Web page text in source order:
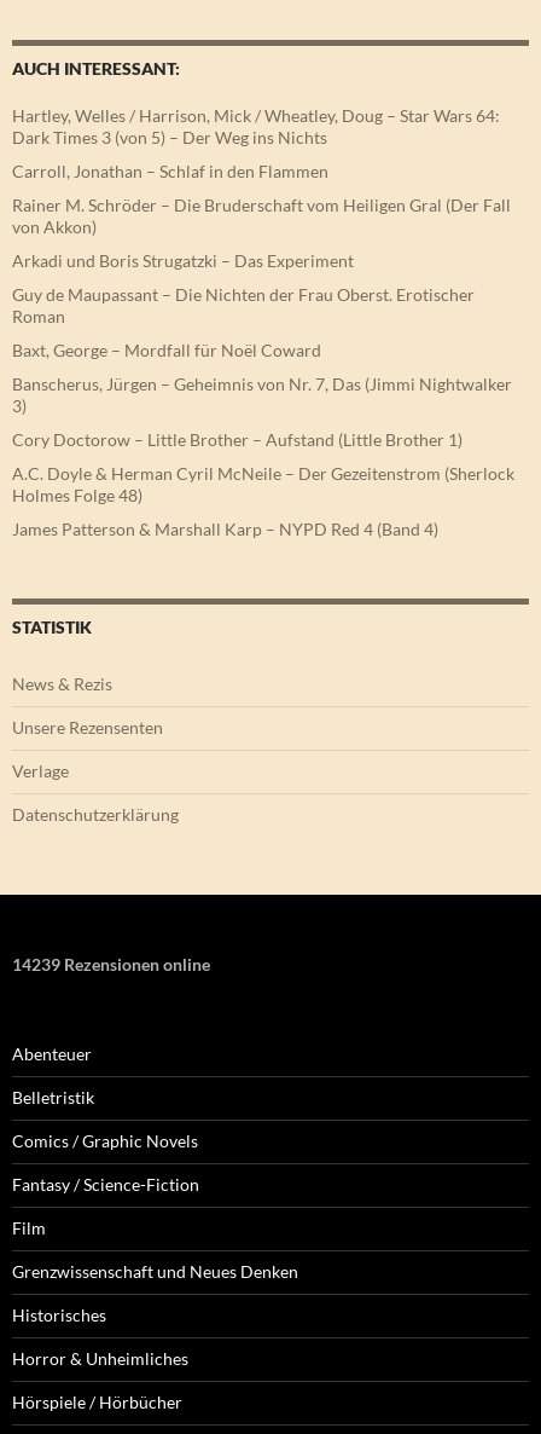
AUCH INTERESSANT:
Hartley, Welles / Harrison, Mick / Wheatley, Doug – Star Wars 64:
Dark Times 3 (von 5) – Der Weg ins Nichts
Carroll, Jonathan – Schlaf in den Flammen
Rainer M. Schröder – Die Bruderschaft vom Heiligen Gral (Der Fall
von Akkon)
Arkadi und Boris Strugatzki – Das Experiment
Guy de Maupassant – Die Nichten der Frau Oberst. Erotischer
Roman
Baxt, George – Mordfall für Noël Coward
Banscherus, Jürgen – Geheimnis von Nr. 7, Das (Jimmi Nightwalker
3)
Cory Doctorow – Little Brother – Aufstand (Little Brother 1)
A.C. Doyle & Herman Cyril McNeile – Der Gezeitenstrom (Sherlock
Holmes Folge 48)
James Patterson & Marshall Karp – NYPD Red 4 (Band 4)
STATISTIK
News & Rezis
Unsere Rezensenten
Verlage
Datenschutzerklärung
14239 Rezensionen online
Abenteuer
Belletristik
Comics / Graphic Novels
Fantasy / Science-Fiction
Film
Grenzwissenschaft und Neues Denken
Historisches
Horror & Unheimliches
Hörspiele / Hörbücher